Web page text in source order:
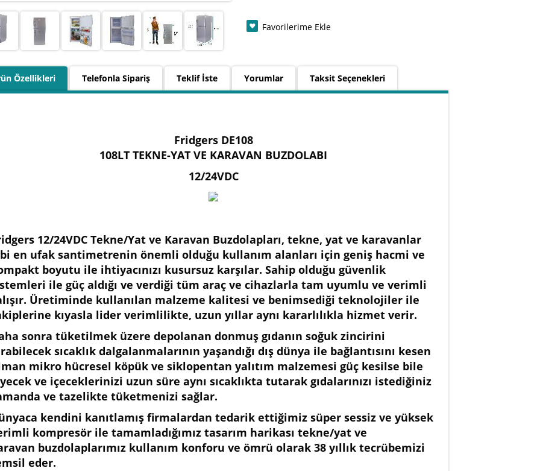
Favorilerime Ekle
Özellikleri Telefonla Sipariş Teklif İste Yorumlar Taksit Seçenekleri
Fridgers DE108
108LT TEKNE-YAT VE KARAVAN BUZDOLABI
12/24VDC
12/24VDC Tekne/Yat ve Karavan Buzdolapları, tekne, yat ve karavanlar
en ufak santimetrenin önemli olduğu kullanım alanları için geniş hacmi ve
boyutu ile ihtiyacınızı kusursuz karşılar. Sahip olduğu güvenlik
ile güç aldığı ve verdiği tüm araç ve cihazlarla tam uyumlu ve verimli
Üretiminde kullanılan malzeme kalitesi ve benimsediği teknolojiler ile
kıyasla lider verimlilikte, uzun yıllar aynı kararlılıkla hizmet verir.
sonra tüketilmek üzere depolanan donmuş gıdanın soğuk zincirini
sıcaklık dalgalanmalarının yaşandığı dış dünya ile bağlantısını kesen
mikro hücresel köpük ve siklopentan yalıtım malzemesi güç kesilse bile
ve içeceklerinizi uzun süre aynı sıcaklıkta tutarak gıdalarınızı istediğiniz
ve tazelikte tüketmenizi sağlar.
kendini kanıtlamış firmalardan tedarik ettiğimiz süper sessiz ve yüksek
kompresör ile tamamladığımız tasarım harikası tekne/yat ve
buzdolaplarımız kullanım konforu ve ömrü olarak 38 yıllık tecrübemizi
eder.
Soğuk Hava Deposu 6cbm
t
STAL300
12 Buzdolabı Güneş Enerjisi Seti - Tam
Gün (Tüm Modeller)
27.500,00 t